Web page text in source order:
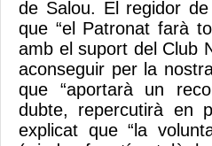
de Salou. El regidor
que “el Patronat farà
amb el suport del Club
aconseguir per la
que “aportarà un
dubte, repercutirà en
explicat que “la